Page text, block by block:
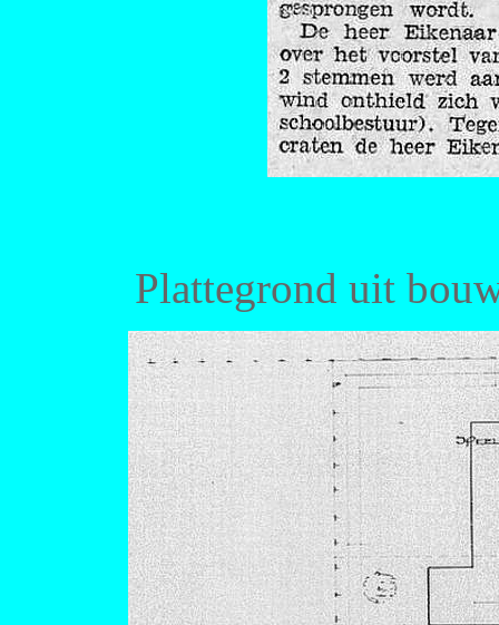
Plattegrond uit